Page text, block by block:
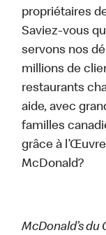
propriétaires
Saviez-vous
servons nos
millions de
restaurants
aide, avec
familles
grâce à
McDonald?
McDonald’s du